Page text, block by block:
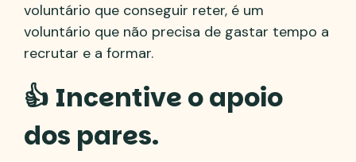
voluntário que conseguir reter, é um
voluntário que não precisa de gastar tempo a
recrutar e a formar.
👍 Incentive o apoio
dos pares.